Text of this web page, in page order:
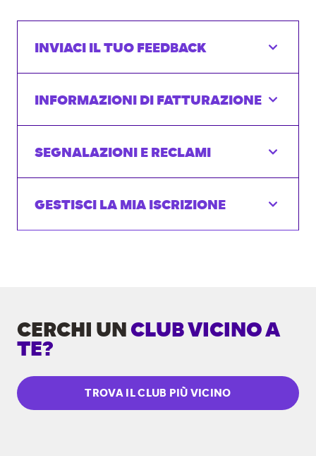
INVIACI IL TUO FEEDBACK
INFORMAZIONI DI FATTURAZIONE
SEGNALAZIONI E RECLAMI
GESTISCI LA MIA ISCRIZIONE
CERCHI UN CLUB VICINO A
TE?
TROVA IL CLUB PIÙ VICINO